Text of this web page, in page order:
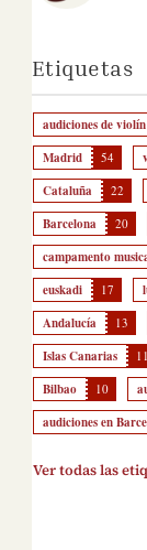
Etiquetas
audiciones de violín
Madrid 54
Cataluña 22
Barcelona 20
campamento
euskadi 17
Andalucía 13
Islas Canarias 11
Bilbao 10
audiciones en
Ver todas las